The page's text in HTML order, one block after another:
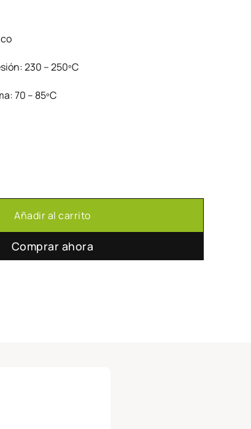
230 – 250ºC
70 – 85ºC
by Spectrum Amarillo 1kg 1.75mm cantidad
Añadir al carrito
Comprar ahora